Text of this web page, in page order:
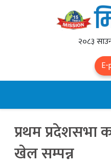
२०८३
प्रथम प्रदेशसभा
खेल सम्पन्न